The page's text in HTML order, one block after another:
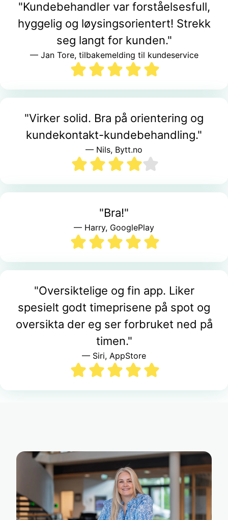
"Kundebehandler var forståelsesfull,
hyggelig og løysingsorientert! Strekk
seg langt for kunden."
— Jan Tore, tilbakemelding til kundeservice
"Virker solid. Bra på orientering og
kundekontakt-kundebehandling."
— Nils, Bytt.no
"Bra!"
— Harry, GooglePlay
"Oversiktelige og fin app. Liker
spesielt godt timeprisene på spot og
oversikta der eg ser forbruket ned på
timen."
— Siri, AppStore